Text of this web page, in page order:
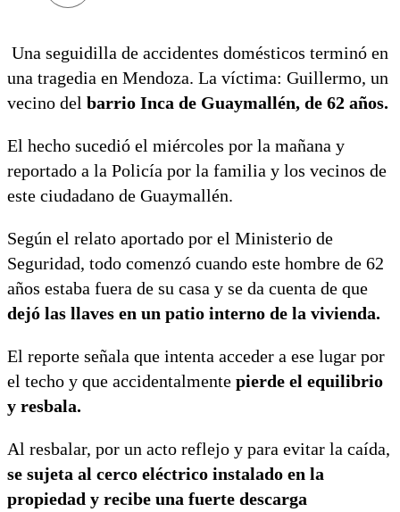
Una seguidilla de accidentes domésticos terminó en
una tragedia en Mendoza. La víctima: Guillermo, un
vecino del barrio Inca de Guaymallén, de 62 años.
El hecho sucedió el miércoles por la mañana y
reportado a la Policía por la familia y los vecinos de
este ciudadano de Guaymallén.
Según el relato aportado por el Ministerio de
Seguridad, todo comenzó cuando este hombre de 62
años estaba fuera de su casa y se da cuenta de que
dejó las llaves en un patio interno de la vivienda.
El reporte señala que intenta acceder a ese lugar por
el techo y que accidentalmente pierde el equilibrio
y resbala.
Al resbalar, por un acto reflejo y para evitar la caída,
se sujeta al cerco eléctrico instalado en la
propiedad y recibe una fuerte descarga